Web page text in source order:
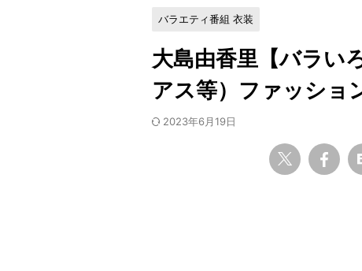
バラエティ番組 衣装
大島由香里【バラい
アス等）ファッショ
2023年6月19日